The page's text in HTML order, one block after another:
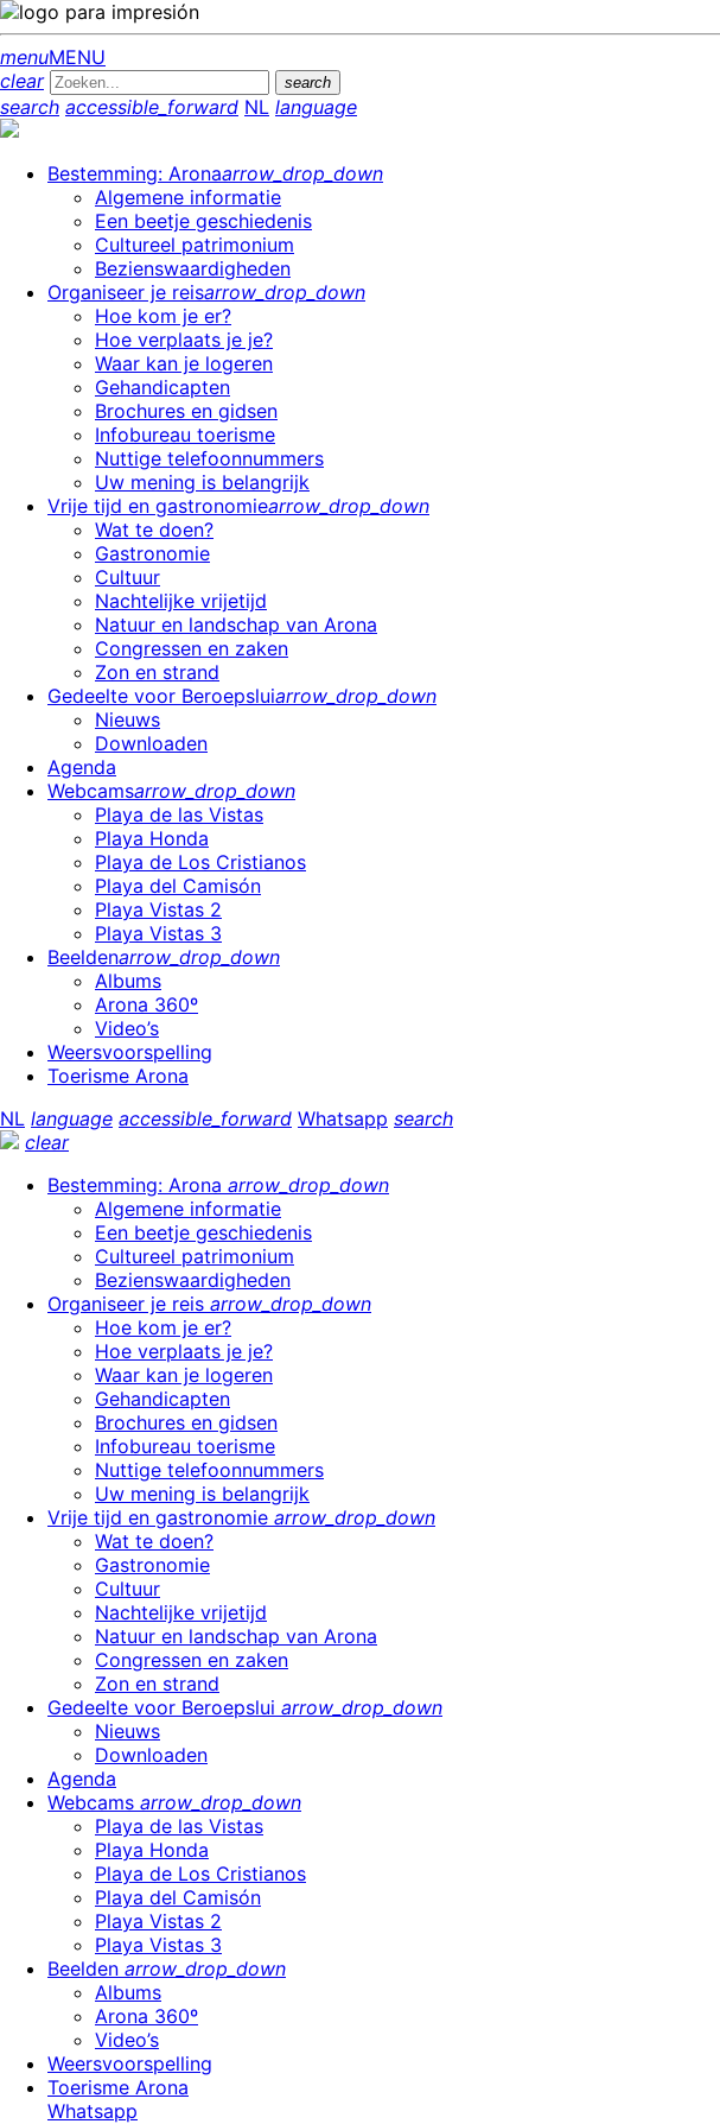
menuMENU
clear
search
search accessible_forward NL language
Bestemming: Aronaarrow_drop_down
Algemene informatie
Een beetje geschiedenis
Cultureel patrimonium
Bezienswaardigheden
Organiseer je reisarrow_drop_down
Hoe kom je er?
Hoe verplaats je je?
Waar kan je logeren
Gehandicapten
Brochures en gidsen
Infobureau toerisme
Nuttige telefoonnummers
Uw mening is belangrijk
Vrije tijd en gastronomiearrow_drop_down
Wat te doen?
Gastronomie
Cultuur
Nachtelijke vrijetijd
Natuur en landschap van Arona
Congressen en zaken
Zon en strand
Gedeelte voor Beroepsluiarrow_drop_down
Nieuws
Downloaden
Agenda
Webcamsarrow_drop_down
Playa de las Vistas
Playa Honda
Playa de Los Cristianos
Playa del Camisón
Playa Vistas 2
Playa Vistas 3
Beeldenarrow_drop_down
Albums
Arona 360º
Video’s
Weersvoorspelling
Toerisme Arona
NL language accessible_forward Whatsapp search
clear
Bestemming: Arona arrow_drop_down
Algemene informatie
Een beetje geschiedenis
Cultureel patrimonium
Bezienswaardigheden
Organiseer je reis arrow_drop_down
Hoe kom je er?
Hoe verplaats je je?
Waar kan je logeren
Gehandicapten
Brochures en gidsen
Infobureau toerisme
Nuttige telefoonnummers
Uw mening is belangrijk
Vrije tijd en gastronomie arrow_drop_down
Wat te doen?
Gastronomie
Cultuur
Nachtelijke vrijetijd
Natuur en landschap van Arona
Congressen en zaken
Zon en strand
Gedeelte voor Beroepslui arrow_drop_down
Nieuws
Downloaden
Agenda
Webcams arrow_drop_down
Playa de las Vistas
Playa Honda
Playa de Los Cristianos
Playa del Camisón
Playa Vistas 2
Playa Vistas 3
Beelden arrow_drop_down
Albums
Arona 360º
Video’s
Weersvoorspelling
Toerisme Arona
Whatsapp